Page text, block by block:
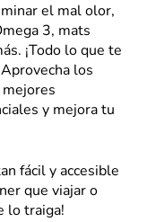
el mal olor,
3, mats
¡Todo lo que te
los
mejores
y mejora tu
fácil y accesible
que viajar o
lo traiga!